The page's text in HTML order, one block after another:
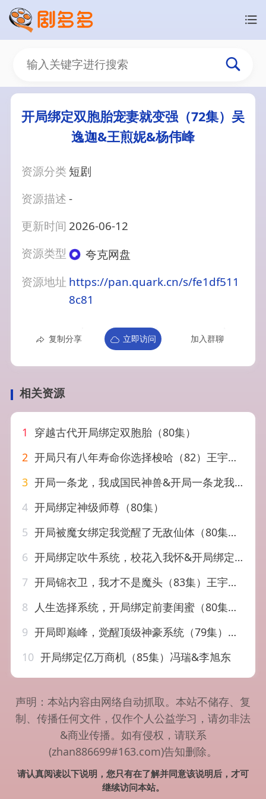
开局绑定双胞胎宠妻就变强（72集）吴
逸迦&王煎妮&杨伟峰
资源分类 短剧
资源描述-
更新时间 2026-06-12
资源类型
夸克网盘
资源地址 https://pan.quark.cn/s/fe1df511
8c81
复制分享 立即访问 加入群聊
相关资源
1
穿越古代开局绑定双胞胎（80集）
2 开局只有八年寿命你选择梭哈（82）王宇峰&上官美美
3 开局一条龙，我成国民神兽&开局一条龙我成国民神兽（71集）徐峰&马嘉苒（2026）
4 开局绑定神级师尊（80集）
5 开局被魔女绑定我觉醒了无敌仙体（80集）谢春懿&罗妙婷
6 开局绑定吹牛系统，校花入我怀&开局绑定吹牛系统校花入我怀（91集）AI短剧
7 开局锦衣卫，我才不是魔头（83集）王宇峰＆丁晓
8
人生选择系统，开局绑定前妻闺蜜（80集）王昱赫＆王煜菲
9 开局即巅峰，觉醒顶级神豪系统（79集）吕飞＆俞清蕾
10 开局绑定亿万商机（85集）冯瑞&李旭东
声明：本站内容由网络自动抓取。本站不储存、复
制、传播任何文件，仅作个人公益学习，请勿非法
&商业传播。如有侵权，请联系
(zhan886699#163.com)告知删除。
请认真阅读以下说明，您只有在了解并同意该说明后，才可
继续访问本站。